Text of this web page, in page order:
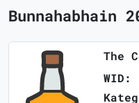
Bunnahabhain
The
WID: